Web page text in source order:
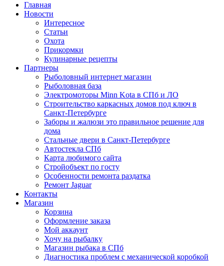
Главная
Новости
Интересное
Статьи
Охота
Прикормки
Кулинарные рецепты
Партнеры
Рыболовный интернет магазин
Рыболовная база
Электромоторы Minn Kota в СПб и ЛО
Строительство каркасных домов под ключ в
Санкт-Петербурге
Заборы и жалюзи это правильное решение для
дома
Стальные двери в Санкт-Петербурге
Автостекла СПб
Карта любимого сайта
Стройобъект по госту
Особенности ремонта раздатка
Ремонт Jaguar
Контакты
Магазин
Корзина
Оформление заказа
Мой аккаунт
Хочу на рыбалку
Магазин рыбака в СПб
Диагностика проблем с механической коробкой